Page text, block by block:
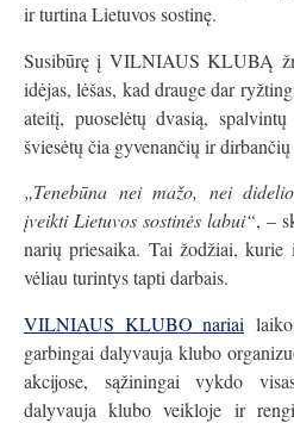
ir turtina Lietuvos sostinę.
Susibūrę į VILNIAUS KLUBĄ
idėjas, lėšas, kad drauge dar
ateitį, puoselėtų dvasią,
šviesėtų čia gyvenančių ir
„Tenebūna nei mažo, nei
įveikti Lietuvos sostinės labui“, –
narių priesaika. Tai žodžiai,
vėliau turintys tapti darbais.
VILNIAUS KLUBO nariai
garbingai dalyvauja klubo
akcijose, sąžiningai vykdo
dalyvauja klubo veikloje ir